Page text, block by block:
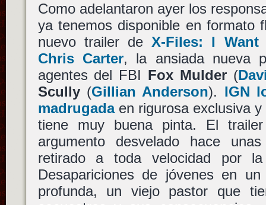
Como adelantaron ayer los
ya tenemos disponible en formato
nuevo trailer de X-Files: I Want
Chris Carter, la ansiada nueva
agentes del FBI Fox Mulder (
Scully(Gillian Anderson). IGN
madrugadaen rigurosa exclusiva
tiene muy buena pinta. El
argumento desvelado hace
retirado a toda velocidad por
Desapariciones de jóvenes en
profunda, un viejo pastor que